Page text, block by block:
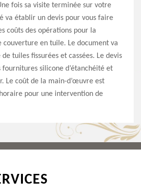
fois sa visite terminée sur votre
va établir un devis pour vous faire
coûts des opérations pour la
couverture en tuile. Le document va
tuiles fissurées et cassées. Le devis
fournitures silicone d’étanchéité et
Le coût de la main-d’œuvre est
pour une intervention de